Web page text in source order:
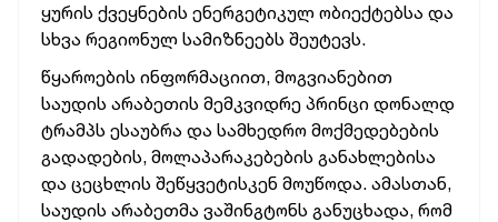
ყურის ქვეყნების ენერგეტიკულ ობიექტებსა და
სხვა რეგიონულ სამიზნეებს შეუტევს.
წყაროების ინფორმაციით, მოგვიანებით
საუდის არაბეთის მემკვიდრე პრინცი დონალდ
ტრამპს ესაუბრა და სამხედრო მოქმედებების
გადადების, მოლაპარაკებების განახლებისა
და ცეცხლის შეწყვეტისკენ მოუწოდა. ამასთან,
საუდის არაბეთმა ვაშინგტონს განუცხადა, რომ